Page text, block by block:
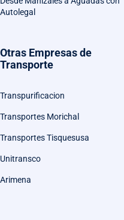
Autolegal
Otras Empresas de
Transporte
Transpurificacion
Transportes Morichal
Transportes Tisquesusa
Unitransco
Arimena